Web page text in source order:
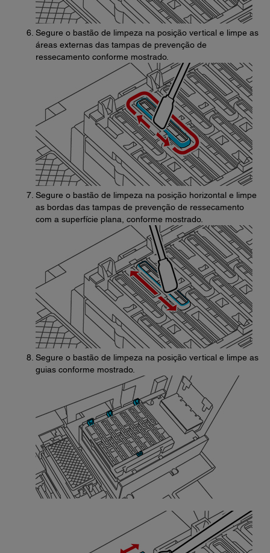
Segure o bastão de limpeza na posição vertical e limpe as
áreas externas das tampas de prevenção de
ressecamento conforme mostrado.
Segure o bastão de limpeza na posição horizontal e limpe
as bordas das tampas de prevenção de ressecamento
com a superfície plana, conforme mostrado.
Segure o bastão de limpeza na posição vertical e limpe as
guias conforme mostrado.